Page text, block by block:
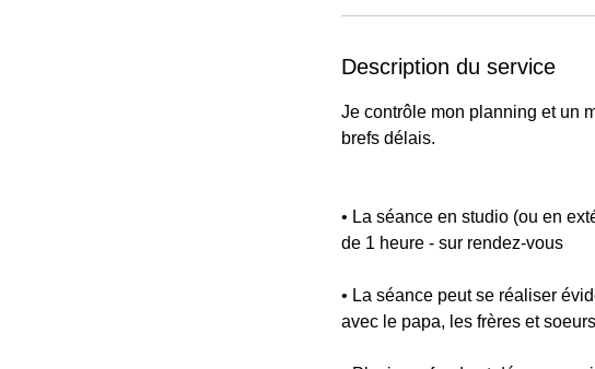
Description du service
Je contrôle mon planning et un
brefs délais.
• La séance en studio (ou en
de 1 heure - sur rendez-vous
• La séance peut se réaliser
avec le papa, les frères et